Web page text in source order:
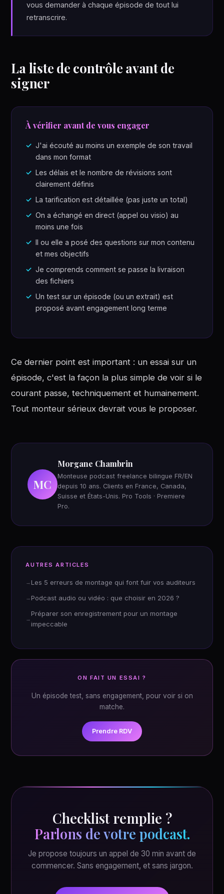
vous demander à chaque épisode de tout lui
retranscrire.
La liste de contrôle avant de
signer
À vérifier avant de vous engager
J'ai écouté au moins un exemple de son travail
dans mon format
Les délais et le nombre de révisions sont
clairement définis
La tarification est détaillée (pas juste un total)
On a échangé en direct (appel ou visio) au
moins une fois
Il ou elle a posé des questions sur mon contenu
et mes objectifs
Je comprends comment se passe la livraison
des fichiers
Un test sur un épisode (ou un extrait) est
proposé avant engagement long terme
Ce dernier point est important : un essai sur un
épisode, c'est la façon la plus simple de voir si le
courant passe, techniquement et humainement.
Tout monteur sérieux devrait vous le proposer.
MC
Morgane Chambrin
Monteuse podcast freelance bilingue FR/EN
depuis 10 ans. Clients en France, Canada,
Suisse et États-Unis. Pro Tools · Premiere
Pro.
AUTRES ARTICLES
Les 5 erreurs de montage qui font fuir vos auditeurs
Podcast audio ou vidéo : que choisir en 2026 ?
Préparer son enregistrement pour un montage
impeccable
ON FAIT UN ESSAI ?
Un épisode test, sans engagement, pour voir si on
matche.
Prendre RDV
Checklist remplie ?
Parlons de votre podcast.
Je propose toujours un appel de 30 min avant de
commencer. Sans engagement, et sans jargon.